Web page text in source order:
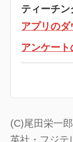
ティーチ
アプリの
アンケー
(C)尾田栄一
英社・フジテ